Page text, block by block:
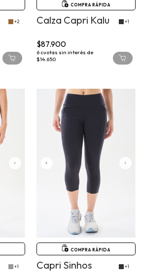
+2
COMPRA RÁPIDA
Calza Capri Kalu +1
$87.900
6 cuotas sin interés de
$14.650
+1
COMPRA RÁPIDA
Capri Sinhos +1